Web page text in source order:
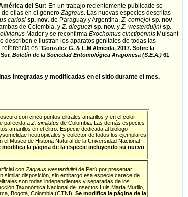
del Sur: En un trabajo recientemente publicado se
de ellas en el géneroZagreus. Las nuevas especies descritas
carlosi sp. nov. de Paraguay y Argentina,Z. cornejoi sp. nov.
de Colombia, yZ. dieguezi sp. nov.yZ. westerduijni sp.
Mader y se reconfirma Exochomus cinctipennisMulsant
describen e ilustran los aparatos genitales de todas las
referencia es "Gonzalez G. & L.M Almeida, 2017. Sobre la
Boletín de la Sociedad Entomológica Aragonesa (S.E.A.)61
integradas y modificadas en el sitio durante el mes.
con cinco puntos elitrales amarillos y en el color
parecida a Z. similatusde Colombia. Las demás especies
amarillos en el élitro. Especie dedicada al biólogo
neotropicales y colector de todos los ejemplares
el Museo de Historia Natural de la Universidad Nacional
modifica la página de la especie incluyendo su nuevo
con Zagreus westerduijnide Perú por presentar
similar disposición, sin embargo esa especie carece de
son todas independientes y separadas de los
Taxonómica Nacional de Insectos Luis María Murillo,
Bogotá, Colombia (CTNI). Se modifica la página de la